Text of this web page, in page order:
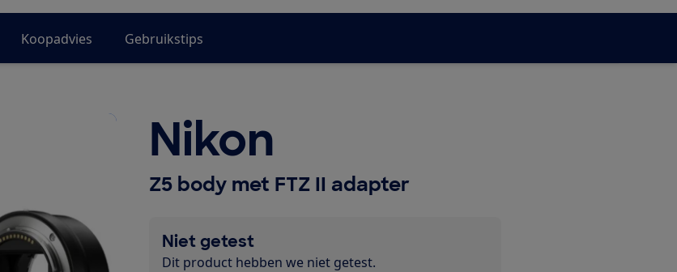
Koopadvies Gebruikstips
Nikon
Z5 body met FTZ II adapter
Niet getest
Dit product hebben we niet getest.